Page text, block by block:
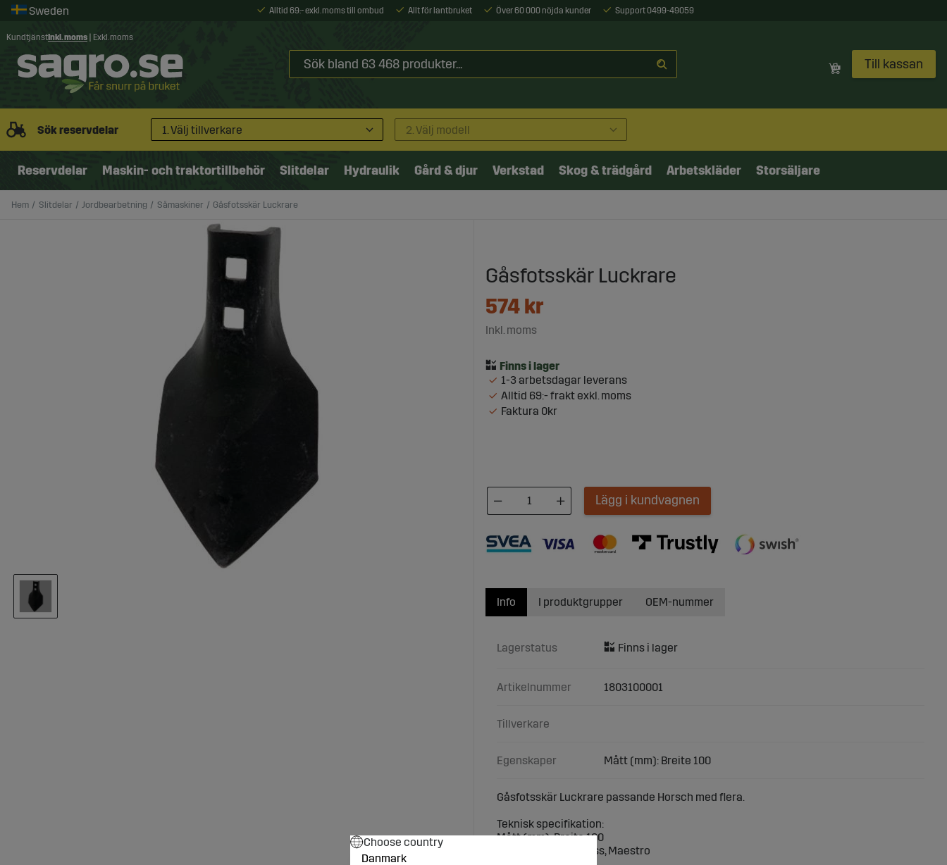
Alltid 69:- exkl. moms till ombud Allt för lantbruket Över 60 000 nöjda kunder Support 0499-49059
Kundtjänst Inkl. moms Exkl. moms
Till kassan
Sök reservdelar 1. Välj tillverkare 2. Välj modell
Reservdelar Maskin- och traktortillbehör Slitdelar Hydraulik Gård & djur Verkstad Skog & trädgård Arbetskläder Storsäljare
Hem Slitdelar Jordbearbetning Såmaskiner Gåsfotsskär Luckrare
Gåsfotsskär Luckrare
574kr
Inkl. moms
1-3 arbetsdagar leverans
Alltid 69:- frakt exkl. moms
Faktura 0kr
Lägg i kundvagnen
Info
Lagerstatus
Artikelnummer 1803100001
Tillverkare
Egenskaper Mått (mm): Breite 100
Gåsfotsskär Luckrare passande Horsch med flera.
Teknisk specifikation:
Mått (mm): Breite 100
Typer:Pronto, Express, Maestro
I produktgrupper OEM-nummer
Choose country
Danmark